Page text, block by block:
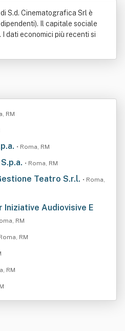
S.d. Cinematografica Srl è
Il capitale sociale
dati economici più recenti si
RM
• Roma, RM
• Roma, RM
Teatro S.r.l. • Roma,
Iniziative Audiovisive E
RM
RM
RM